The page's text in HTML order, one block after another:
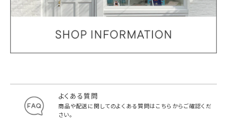
よくある質問
商品や配送に関してのよくある質問はこちらからご確認くだ
さい。